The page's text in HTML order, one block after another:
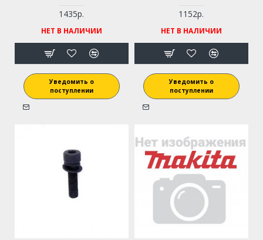
1435р.
НЕТ В НАЛИЧИИ
Уведомить о
поступлении
1152р.
НЕТ В НАЛИЧИИ
Уведомить о
поступлении